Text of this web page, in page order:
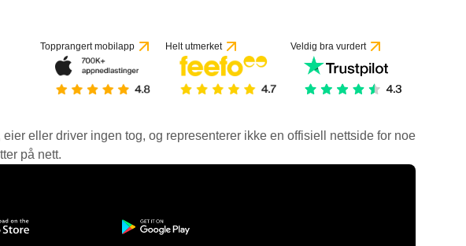
Topprangert mobilapp Helt utmerket Veldig bra vurdert
eller driver ingen tog, og representerer ikke en offisiell nettside for noe
på nett.